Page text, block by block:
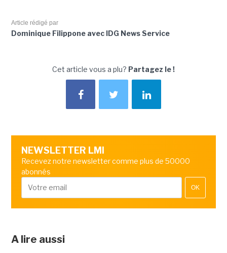
Article rédigé par
Dominique Filippone avec IDG News Service
Cet article vous a plu? Partagez le !
NEWSLETTER LMI
Recevez notre newsletter comme plus de 50000
abonnés
OK
A lire aussi